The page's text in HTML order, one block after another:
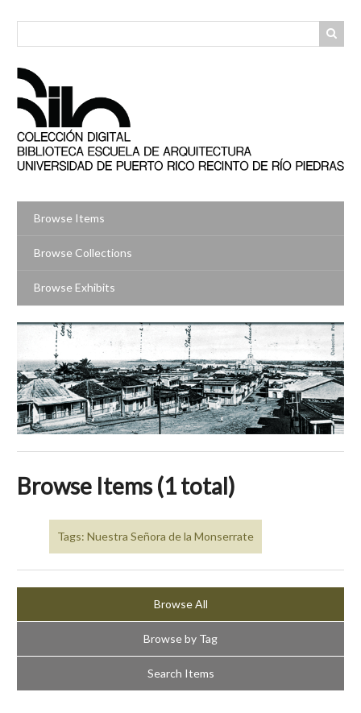
Browse Items
Browse Collections
Browse Exhibits
Browse Items (1 total)
Tags: Nuestra Señora de la Monserrate
Browse All
Browse by Tag
Search Items